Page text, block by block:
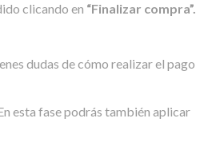
clicando en “Finalizar compra”.
dudas de cómo realizar el pago
esta fase podrás también aplicar